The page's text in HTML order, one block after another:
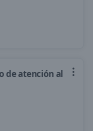
de atención al